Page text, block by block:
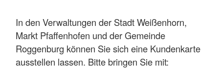
In den Verwaltungen der Stadt Weißenhorn,
Markt Pfaffenhofen und der Gemeinde
Roggenburg können Sie sich eine Kundenkarte
ausstellen lassen. Bitte bringen Sie mit: